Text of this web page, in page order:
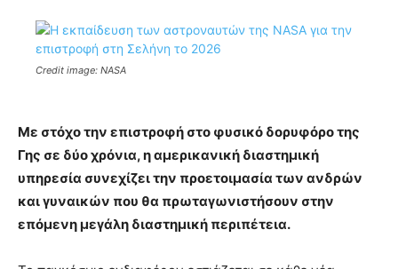
Credit image: NASA
Με στόχο την επιστροφή στο φυσικό δορυφόρο της
Γης σε δύο χρόνια, η αμερικανική διαστημική
υπηρεσία συνεχίζει την προετοιμασία των ανδρών
και γυναικών που θα πρωταγωνιστήσουν στην
επόμενη μεγάλη διαστημική περιπέτεια.